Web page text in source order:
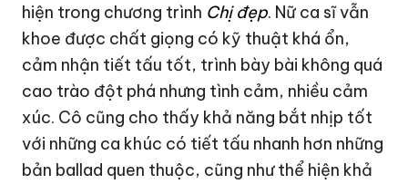
hiện trong chương trình Chị đẹp. Nữ ca sĩ vẫn
khoe được chất giọng có kỹ thuật khá ổn,
cảm nhận tiết tấu tốt, trình bày bài không quá
cao trào đột phá nhưng tình cảm, nhiều cảm
xúc. Cô cũng cho thấy khả năng bắt nhịp tốt
với những ca khúc có tiết tấu nhanh hơn những
bản ballad quen thuộc, cũng như thể hiện khả